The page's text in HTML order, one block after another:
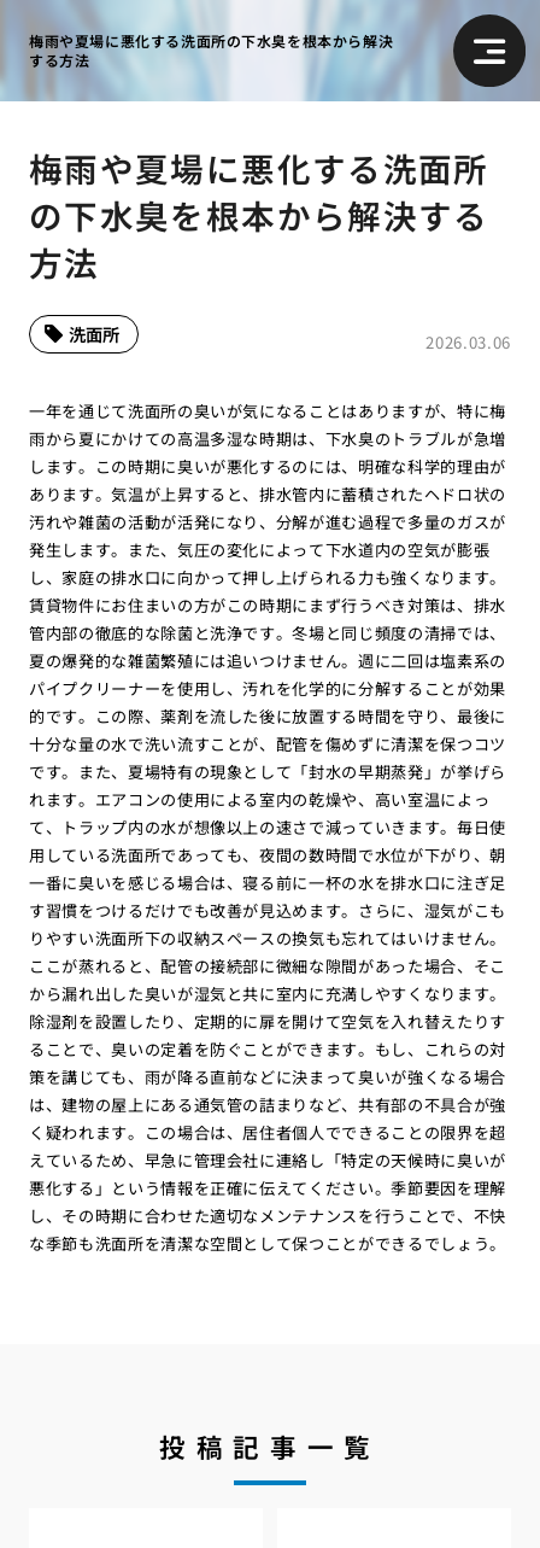
梅雨や夏場に悪化する洗面所の下水臭を根本から解決
する方法
梅雨や夏場に悪化する洗面所
の下水臭を根本から解決する
方法
2026.03.06
洗面所
一年を通じて洗面所の臭いが気になることはありますが、特に梅
雨から夏にかけての高温多湿な時期は、下水臭のトラブルが急増
します。この時期に臭いが悪化するのには、明確な科学的理由が
あります。気温が上昇すると、排水管内に蓄積されたヘドロ状の
汚れや雑菌の活動が活発になり、分解が進む過程で多量のガスが
発生します。また、気圧の変化によって下水道内の空気が膨張
し、家庭の排水口に向かって押し上げられる力も強くなります。
賃貸物件にお住まいの方がこの時期にまず行うべき対策は、排水
管内部の徹底的な除菌と洗浄です。冬場と同じ頻度の清掃では、
夏の爆発的な雑菌繁殖には追いつけません。週に二回は塩素系の
パイプクリーナーを使用し、汚れを化学的に分解することが効果
的です。この際、薬剤を流した後に放置する時間を守り、最後に
十分な量の水で洗い流すことが、配管を傷めずに清潔を保つコツ
です。また、夏場特有の現象として「封水の早期蒸発」が挙げら
れます。エアコンの使用による室内の乾燥や、高い室温によっ
て、トラップ内の水が想像以上の速さで減っていきます。毎日使
用している洗面所であっても、夜間の数時間で水位が下がり、朝
一番に臭いを感じる場合は、寝る前に一杯の水を排水口に注ぎ足
す習慣をつけるだけでも改善が見込めます。さらに、湿気がこも
りやすい洗面所下の収納スペースの換気も忘れてはいけません。
ここが蒸れると、配管の接続部に微細な隙間があった場合、そこ
から漏れ出した臭いが湿気と共に室内に充満しやすくなります。
除湿剤を設置したり、定期的に扉を開けて空気を入れ替えたりす
ることで、臭いの定着を防ぐことができます。もし、これらの対
策を講じても、雨が降る直前などに決まって臭いが強くなる場合
は、建物の屋上にある通気管の詰まりなど、共有部の不具合が強
く疑われます。この場合は、居住者個人でできることの限界を超
えているため、早急に管理会社に連絡し「特定の天候時に臭いが
悪化する」という情報を正確に伝えてください。季節要因を理解
し、その時期に合わせた適切なメンテナンスを行うことで、不快
な季節も洗面所を清潔な空間として保つことができるでしょう。
投稿記事一覧